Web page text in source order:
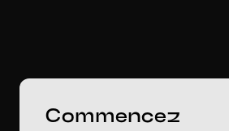
Commencez